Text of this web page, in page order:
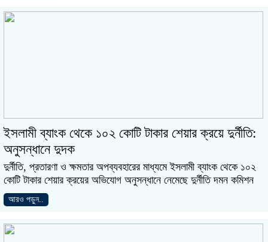
ইসলামী ব্যাংক থেকে ১০২ কোটি টাকার শেয়ার ক্রয়ে দুর্নীতি:
অনুসন্ধানে দুদক
দুর্নীতি, প্রতারণা ও ক্ষমতার অপব্যবহারের মাধ্যমে ইসলামী ব্যাংক থেকে ১০২
কোটি টাকার শেয়ার ক্রয়ের অভিযোগ অনুসন্ধানে নেমেছে দুর্নীতি দমন কমিশন
আরও পড়ুন..